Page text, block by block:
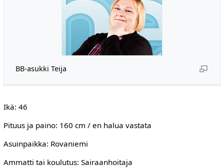
BB-asukki Teija
Ikä: 46
Pituus ja paino: 160 cm / en halua vastata
Asuinpaikka: Rovaniemi
Ammatti tai koulutus: Sairaanhoitaja